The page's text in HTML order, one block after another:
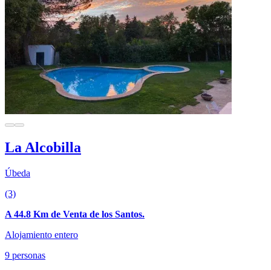
La Alcobilla
Úbeda
(3)
A 44.8 Km de Venta de los Santos.
Alojamiento entero
9 personas